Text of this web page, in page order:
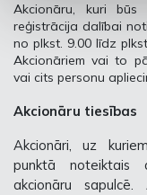
Akcionāru, kuri būs
reģistrācija dalībai
no plkst. 9.00 līdz
Akcionāriem vai to
vai cits personu
Akcionāru tiesības
Akcionāri, uz
punktā noteiktais
akcionāru